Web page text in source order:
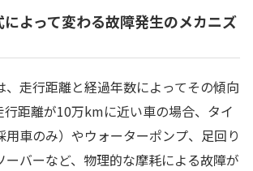
よって変わる故障発生のメカニズ
、走行距離と経過年数によってその傾向
行距離が10万kmに近い車の場合、タイ
用車のみ）やウォーターポンプ、足回り
ーバーなど、物理的な摩耗による故障が